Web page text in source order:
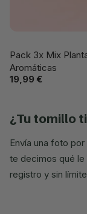
VUELVE PRONTO
Pack 3x Mix Plantas
Aromáticas
19,99 €
¿tu tomillo
Envía una foto
te decimos qué le
registro y sin